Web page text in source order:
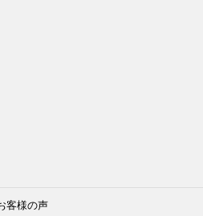
客様の声